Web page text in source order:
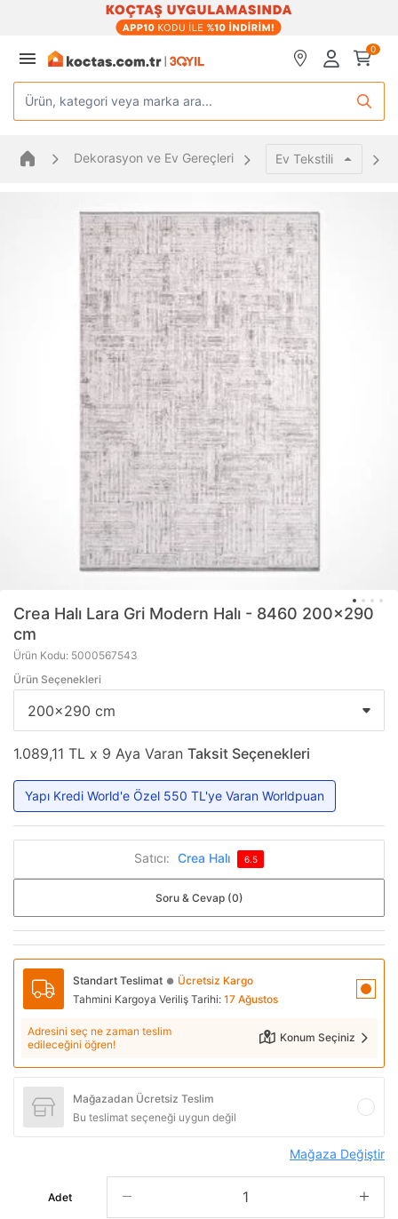
0
Ürün, kategori veya marka ara...
Dekorasyon ve Ev Gereçleri Ev Tekstili
Crea Halı Lara Gri Modern Halı - 8460 200x290
cm
Ürün Kodu: 5000567543
Ürün Seçenekleri
1.089,11 TL x 9 Aya Varan Taksit Seçenekleri
Yapı Kredi World'e Özel 550 TL'ye Varan Worldpuan
Satıcı: Crea Halı 6.5
Soru & Cevap (0)
Standart Teslimat ● Ücretsiz Kargo
Tahmini Kargoya Veriliş Tarihi: 17 Ağustos
Adresini seç ne zaman teslim
edileceğini öğren!
Konum Seçiniz
Mağazadan Ücretsiz Teslim
Bu teslimat seçeneği uygun değil
Mağaza Değiştir
Adet